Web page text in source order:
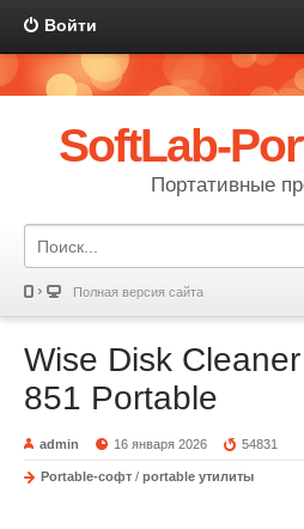
Войти
SoftLab-
Портативные
Полная версия сайта
Wise Disk
851 Portable
admin 16 января 2026 54831
Portable-софт / portable утилиты